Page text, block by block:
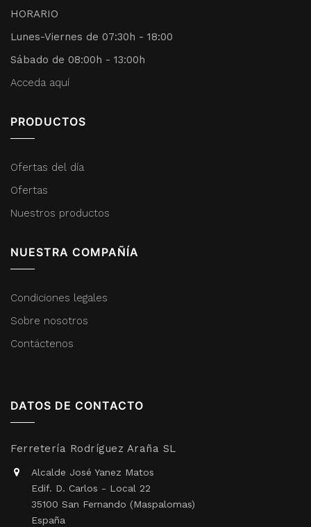
HORARIO
Lunes-Viernes de 07:30h - 18:00
Sábado de 08:00h - 13:00h
Acceda aquí
PRODUCTOS
Ofertas del día
Ofertas
Nuestros productos
NUESTRA COMPAÑÍA
Condiciones legales
Sobre nosotros
Contáctenos
DATOS DE CONTACTO
Ferretería Rodríguez Araña SL
Alcalde José Yanez Matos
Edif. D. Carlos - Local 22
35100 San Fernando (Maspalomas)
España